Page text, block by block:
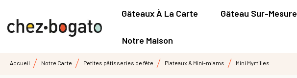
Gâteaux À La Carte Gâteau Sur-Mesure
Notre Maison
Accueil Notre Carte Petites pâtisseries de fête Plateaux & Mini-miams Mini Myrtilles